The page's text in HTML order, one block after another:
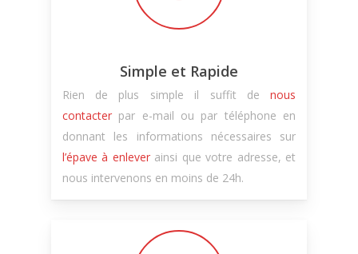
Simple et Rapide
Rien de plus simple il suffit denous
contacterpar e-mail ou par téléphone en
donnant les informations nécessaires sur
l’épave à enleverainsi que votre adresse, et
nous intervenons en moins de 24h.